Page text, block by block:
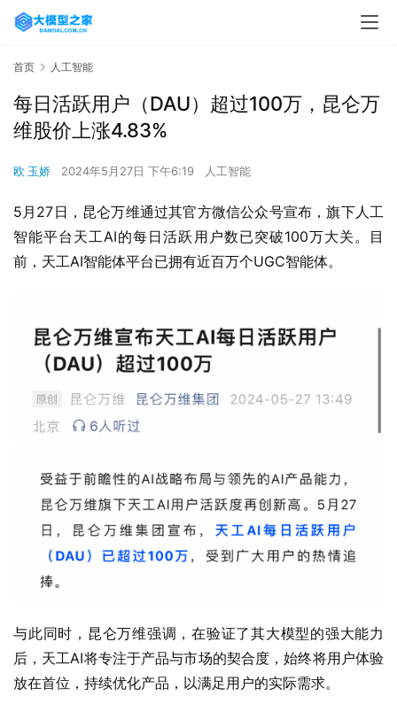
首页 人工智能
每日活跃用户（DAU）超过100万，昆仑万
维股价上涨4.83%
欧 玉娇 2024年5月27日 下午6:19 人工智能
5月27日，昆仑万维通过其官方微信公众号宣布，旗下人工
智能平台天工AI的每日活跃用户数已突破100万大关。目
前，天工AI智能体平台已拥有近百万个UGC智能体。
与此同时，昆仑万维强调，在验证了其大模型的强大能力
后，天工AI将专注于产品与市场的契合度，始终将用户体验
放在首位，持续优化产品，以满足用户的实际需求。